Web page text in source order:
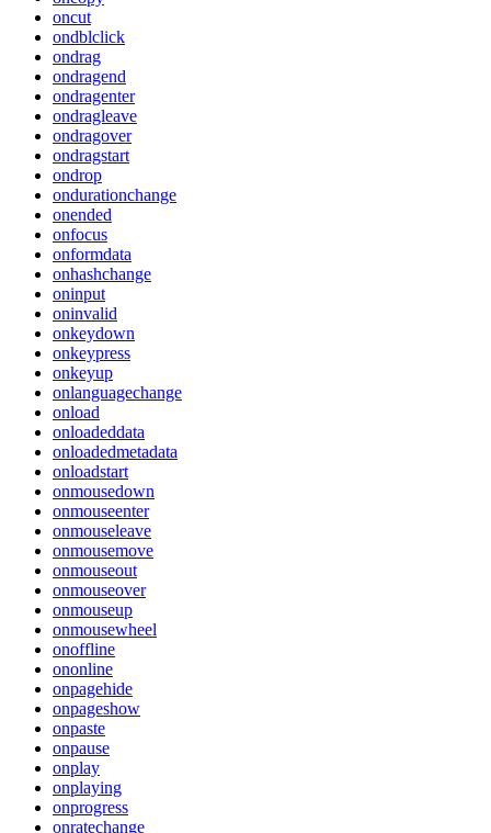
oncut
ondblclick
ondrag
ondragend
ondragenter
ondragleave
ondragover
ondragstart
ondrop
ondurationchange
onended
onfocus
onformdata
onhashchange
oninput
oninvalid
onkeydown
onkeypress
onkeyup
onlanguagechange
onload
onloadeddata
onloadedmetadata
onloadstart
onmousedown
onmouseenter
onmouseleave
onmousemove
onmouseout
onmouseover
onmouseup
onmousewheel
onoffline
ononline
onpagehide
onpageshow
onpaste
onpause
onplay
onplaying
onprogress
onratechange